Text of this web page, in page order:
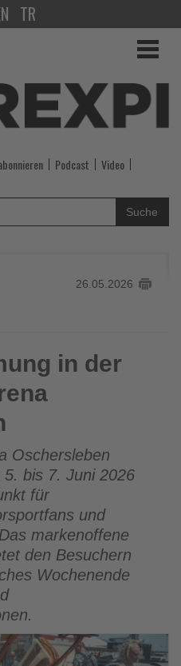
TR
Podcast
Video
Suche
26.05.2026
Oschersleben
in der
Oschersleben
bis 7. Juni 2026
für
und
markenoffene
den Besuchern
Wochenende